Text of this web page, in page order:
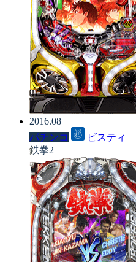
2016.08
パチンコ
ビスティ
鉄拳2